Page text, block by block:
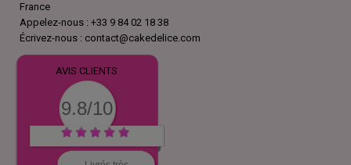
France
Appelez-nous : +33 9 84 02 18 38
Écrivez-nous : contact@cakedelice.com
AVIS CLIENTS
9.8/10